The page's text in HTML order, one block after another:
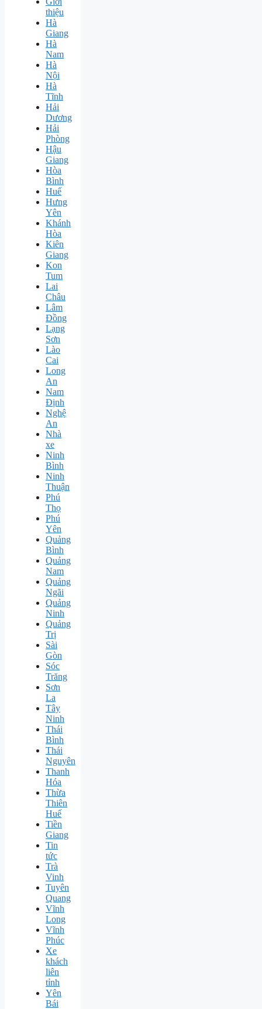
thiệu
Hà
Giang
Hà
Nam
Hà
Nội
Hà
Tĩnh
Hải
Dương
Hải
Phòng
Hậu
Giang
Hòa
Bình
Huế
Hưng
Yên
Khánh
Hòa
Kiên
Giang
Kon
Tum
Lai
Châu
Lâm
Đồng
Lạng
Sơn
Lào
Cai
Long
An
Nam
Định
Nghệ
An
Nhà
xe
Ninh
Bình
Ninh
Thuận
Phú
Thọ
Phú
Yên
Quảng
Bình
Quảng
Nam
Quảng
Ngãi
Quảng
Ninh
Quảng
Trị
Sài
Gòn
Sóc
Trăng
Sơn
La
Tây
Ninh
Thái
Bình
Thái
Nguyên
Thanh
Hóa
Thừa
Thiên
Huế
Tiền
Giang
Tin
tức
Trà
Vinh
Tuyên
Quang
Vĩnh
Long
Vĩnh
Phúc
Xe
khách
liên
tỉnh
Yên
Bái